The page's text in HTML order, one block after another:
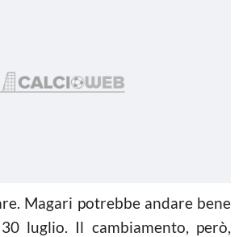
Magari potrebbe andare bene
luglio. Il cambiamento, però,